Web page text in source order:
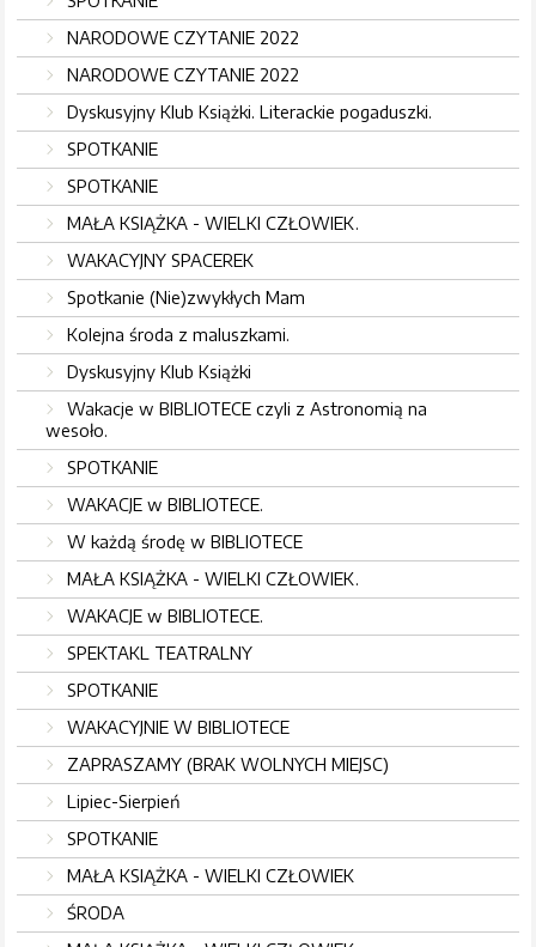
NARODOWE CZYTANIE 2022
NARODOWE CZYTANIE 2022
Dyskusyjny Klub Książki. Literackie pogaduszki.
SPOTKANIE
SPOTKANIE
MAŁA KSIĄŻKA - WIELKI CZŁOWIEK.
WAKACYJNY SPACEREK
Spotkanie (Nie)zwykłych Mam
Kolejna środa z maluszkami.
Dyskusyjny Klub Książki
Wakacje w BIBLIOTECE czyli z Astronomią na
wesoło.
SPOTKANIE
WAKACJE w BIBLIOTECE.
W każdą środę w BIBLIOTECE
MAŁA KSIĄŻKA - WIELKI CZŁOWIEK.
WAKACJE w BIBLIOTECE.
SPEKTAKL TEATRALNY
SPOTKANIE
WAKACYJNIE W BIBLIOTECE
ZAPRASZAMY (BRAK WOLNYCH MIEJSC)
Lipiec-Sierpień
SPOTKANIE
MAŁA KSIĄŻKA - WIELKI CZŁOWIEK
ŚRODA